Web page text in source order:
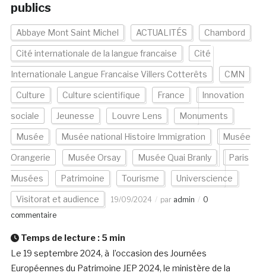
publics
Abbaye Mont Saint Michel ACTUALITÉS Chambord
Cité internationale de la langue francaise Cité
Internationale Langue Francaise Villers Cotterêts CMN
Culture Culture scientifique France Innovation
sociale Jeunesse Louvre Lens Monuments
Musée Musée national Histoire Immigration Musée
Orangerie Musée Orsay Musée Quai Branly Paris
Musées Patrimoine Tourisme Universcience
Visitorat et audience 19/09/2024 par admin
0
commentaire
Temps de lecture : 5 min
Le 19 septembre 2024, à l’occasion des Journées
Européennes du Patrimoine JEP 2024, le ministère de la